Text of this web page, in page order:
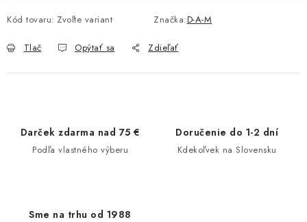
Kód tovaru: Zvoľte variant Značka:D-A-M
Tlač Opýtať sa Zdieľať
Darček zdarma nad 75 €
Podľa vlastného výberu
Doručenie do 1-2 dní
Kdekoľvek na Slovensku
Sme na trhu od 1988